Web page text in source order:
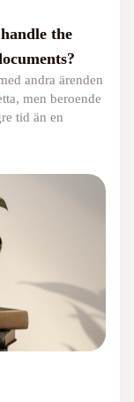
the
andra ärenden
men beroende
tid än en